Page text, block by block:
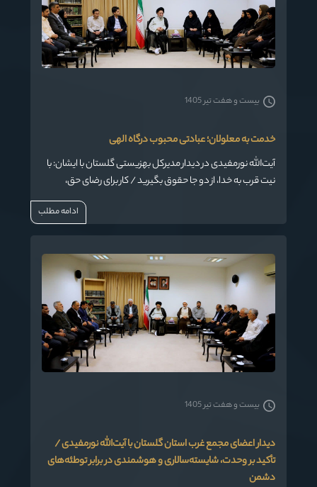
خدمت به معلولان؛ عبادتی محبوب درگاه الهی
آیت‌الله نورمفیدی در دیدار مدیرکل بهزیستی گلستان با ایشان: با
نیت قرب به خدا، از دو جا حقوق بگیرید / کار برای رضای حق،
بیست و هفت تیر 1405
ادامه مطلب
دیدار اعضای مجمع غرب استان گلستان با آیت‌الله نورمفیدی /
تأکید بر وحدت، شایسته‌سالاری و هوشمندی در برابر توطئه‌های
دشمن
بیست و هفت تیر 1405